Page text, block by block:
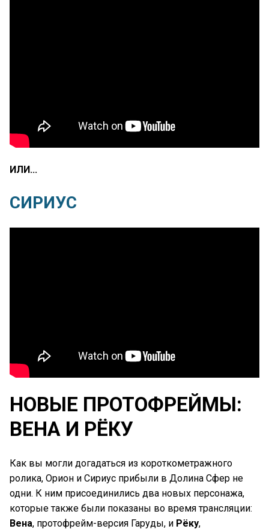
ИЛИ…
СИРИУС
НОВЫЕ ПРОТОФРЕЙМЫ:
ВЕНА И РЁКУ
Как вы могли догадаться из короткометражного
ролика, Орион и Сириус прибыли в Долина Сфер не
одни. К ним присоединились два новых персонажа,
которые также были показаны во время трансляции:
Вена, протофрейм-версия Гаруды, и Рёку,